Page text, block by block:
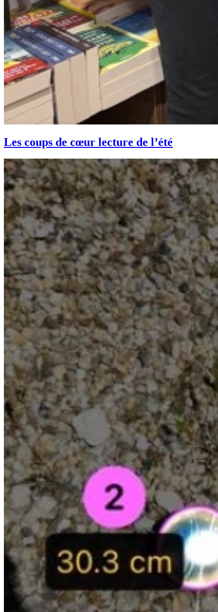
Les coups de cœur lecture de l’été